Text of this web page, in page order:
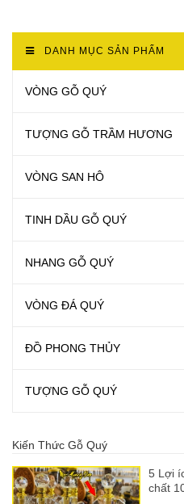
DANH MỤC SẢN PHẨM
VÒNG GỖ QUÝ
TƯỢNG GỖ TRẦM HƯƠNG
VÒNG SAN HÔ
TINH DẦU GỖ QUÝ
NHANG GỖ QUÝ
VÒNG ĐÁ QUÝ
ĐỒ PHONG THỦY
TƯỢNG GỖ QUÝ
Kiến Thức Gỗ Quý
5 Lợi
chất